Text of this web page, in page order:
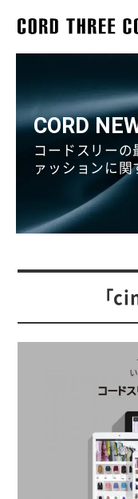
CORD
コードスリーの
ァッションに関
「